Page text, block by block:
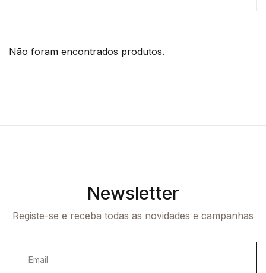
Não foram encontrados produtos.
Newsletter
Registe-se e receba todas as novidades e campanhas